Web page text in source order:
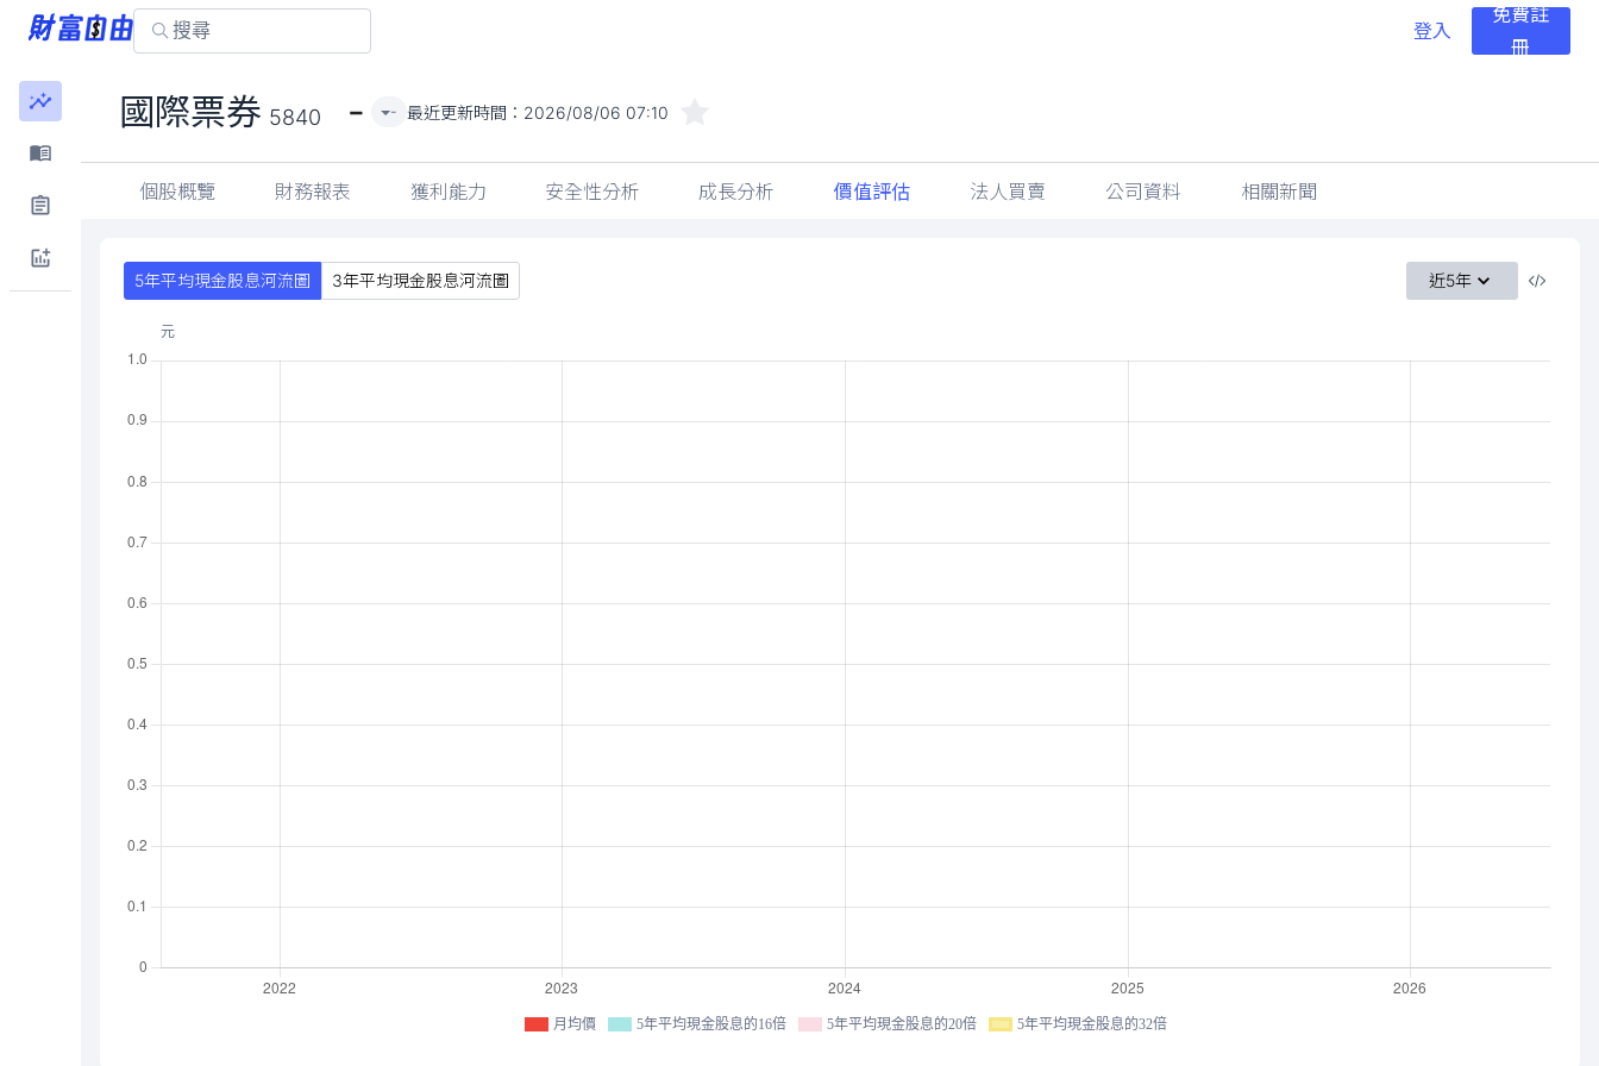
登入
免費註
冊
國際票券 5840 - - 最近更新時間： 2026/08/06 07:10
個股概覽 財務報表 獲利能力 安全性分析 成長分析 價值評估 法人買賣 公司資料 相關新聞
5年平均現金股息河流圖 3年平均現金股息河流圖 近5年
月均價 5年平均現金股息的16倍 5年平均現金股息的20倍 5年平均現金股息的32倍